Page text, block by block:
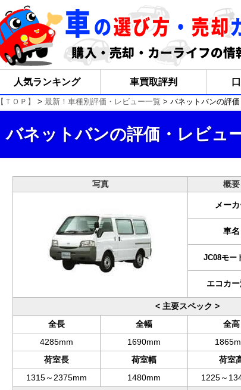
人気ランキング 車買取評判
【ＴＯＰ】 > 最新！車種別評価・レビュー一覧 > バネットバンの評
バネットバンの評価・レビュ
写真 概要
メー
車名
JC08モー
エコカ
< 主要スペック >
全長
全幅 全高
4285mm
1690mm
荷室長
荷室幅 荷室
1315～2375mm
1480mm 1225～